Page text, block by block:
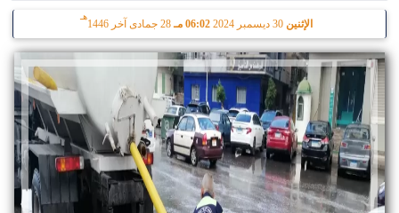
الإثنين 30 ديسمبر 2024 06:02 مـ 28 جمادى آخر 1446
هـ